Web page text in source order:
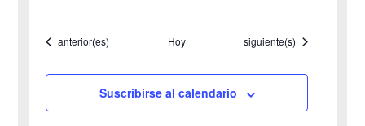
e
e
Eventos
anterior(es) Hoy Eventos
siguiente(s)
Suscribirse al calendario